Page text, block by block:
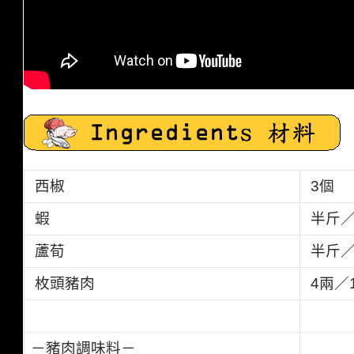
西椒 3個
蝦
半斤
蘆荀
半斤
枚頭豬肉
4兩／
－豬肉調味料－